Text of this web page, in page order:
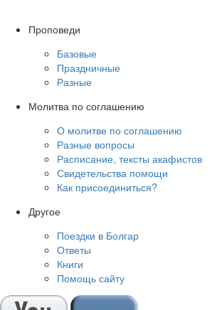
Проповеди
Базовые
Праздничные
Разные
Молитва по соглашению
О молитве по соглашению
Разные вопросы
Расписание, тексты акафистов
Свидетельства помощи
Как присоединиться?
Другое
Поездки в Болгар
Ответы
Книги
Помощь сайту